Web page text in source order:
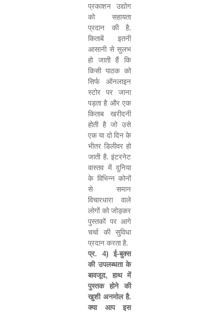
प्रकाशन उद्योग
को सहायता
प्रदान की है.
किताबें इतनी
आसानी से सुलभ
हो जाती हैं कि
किसी पाठक को
सिर्फ ऑनलाइन
स्टोर पर जाना
पड़ता है और एक
किताब खरीदनी
होती है जो उसे
एक या दो दिन के
भीतर डिलीवर हो
जाती है. इंटरनेट
वास्तव में दुनिया
के विभिन्न कोनों
से समान
विचारधारा वाले
लोगों को जोड़कर
पुस्तकों पर आगे
चर्चा की सुविधा
प्रदान करता है.
प्र. 4) ई-बुक्स
की उपलब्धता के
बावजूद, हाथ में
पुस्तक होने की
खुशी अनमोल है.
क्या आप इस